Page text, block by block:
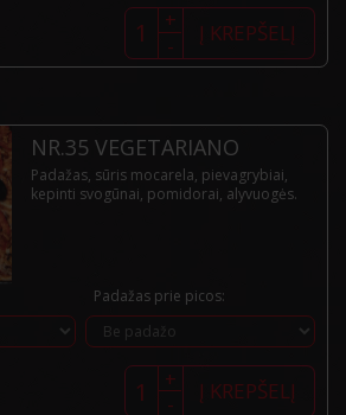
produkto
kiekis:
Nr.34
Mexicana
-
+ Į KREPŠELĮ
NR.35 VEGETARIANO
Padažas, sūris mocarela, pievagrybiai,
kepinti svogūnai, pomidorai, alyvuogės.
Padažas prie picos:
produkto
kiekis:
Nr.35 -
+ Į KREPŠELĮ